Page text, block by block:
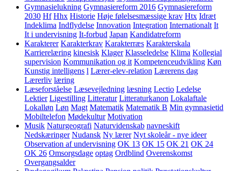
Gymnasielukning Gymnasiereform 2016 Gymnasiereform
2030 Hf Hhx Historie Høje følelsesmæssige krav Htx Idræt
Indeklima Indflydelse Innovation Integration Internationalt It
It i undervisning It-forbud Japan Kandidatreform
Karakterer Karakterkrav Karakterræs Karakterskala
Karrierelæring kinesisk Klager Klasseledelse Klima Kollegial
supervision Kommunikation og it Kompetenceudvikling Køn
Kunstig intelligens l Lærer-elev-relation Lærerens dag
Lærerliv læring
Læseforståelse Læsevejledning læsning Lectio Ledelse
Lektier Ligestilling Litteratur Litteraturkanon Lokalaftale
Lokalløn Løn Magt Matematik Matematik B Min gymnasietid
Mobiltelefon Mødekultur Motivation
Musik Naturgeografi Naturvidenskab navneskift
Nedskæringer Nudansk Ny lærer Nyt skoleår - nye ideer
Observation af undervisning OK 13 OK 15 OK 21 OK 24
OK 26 Omsorgsdage optag Ordblind Overenskomst
Overgangsalder